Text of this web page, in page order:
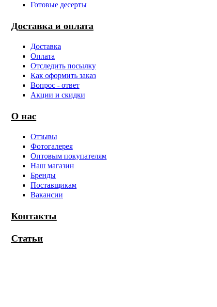
Готовые десерты
Доставка и оплата
Доставка
Оплата
Отследить посылку
Как оформить заказ
Вопрос - ответ
Акции и скидки
О нас
Отзывы
Фотогалерея
Оптовым покупателям
Наш магазин
Бренды
Поставщикам
Вакансии
Контакты
Статьи